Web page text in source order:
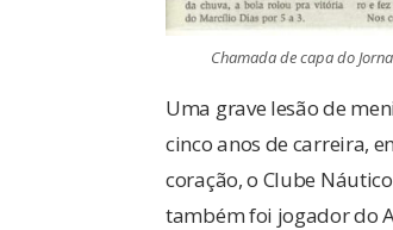
Chamada de capa do
Uma grave lesão de
cinco anos de carreira,
coração, o Clube
também foi jogador do